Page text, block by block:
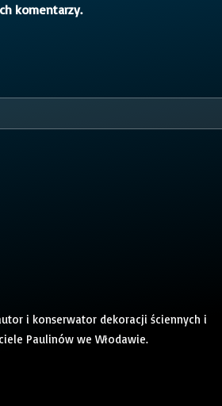
komentarzy.
i konserwator dekoracji ściennych i
Paulinów we Włodawie.